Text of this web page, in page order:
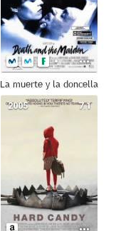
La muerte y la doncella
7.1
2005